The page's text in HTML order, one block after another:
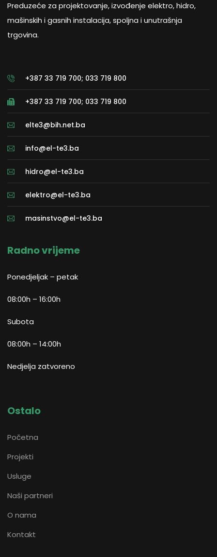
Preduzeće za projektovanje, izvođenje elektro, hidro,
mašinskih i gasnih instalacija, spoljna i unutrašnja
trgovina.
+387 33 719 700; 033 719 800
+387 33 719 700; 033 719 800
elte3@bih.net.ba
info@el-te3.ba
hidro@el-te3.ba
elektro@el-te3.ba
masinstvo@el-te3.ba
Radno vrijeme
Ponedjeljak – petak
08:00h – 16:00h
Subota
08:00h – 14:00h
Nedjelja zatvoreno
Ostalo
Početna
Projekti
Usluge
Naši partneri
O nama
Kontakt